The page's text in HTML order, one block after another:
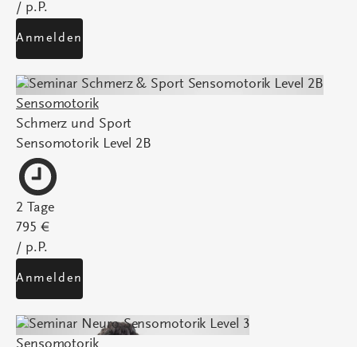
/ p.P.
Anmelden
Sensomotorik
Schmerz und Sport
Sensomotorik Level 2B
2 Tage
795 €
/ p.P.
Anmelden